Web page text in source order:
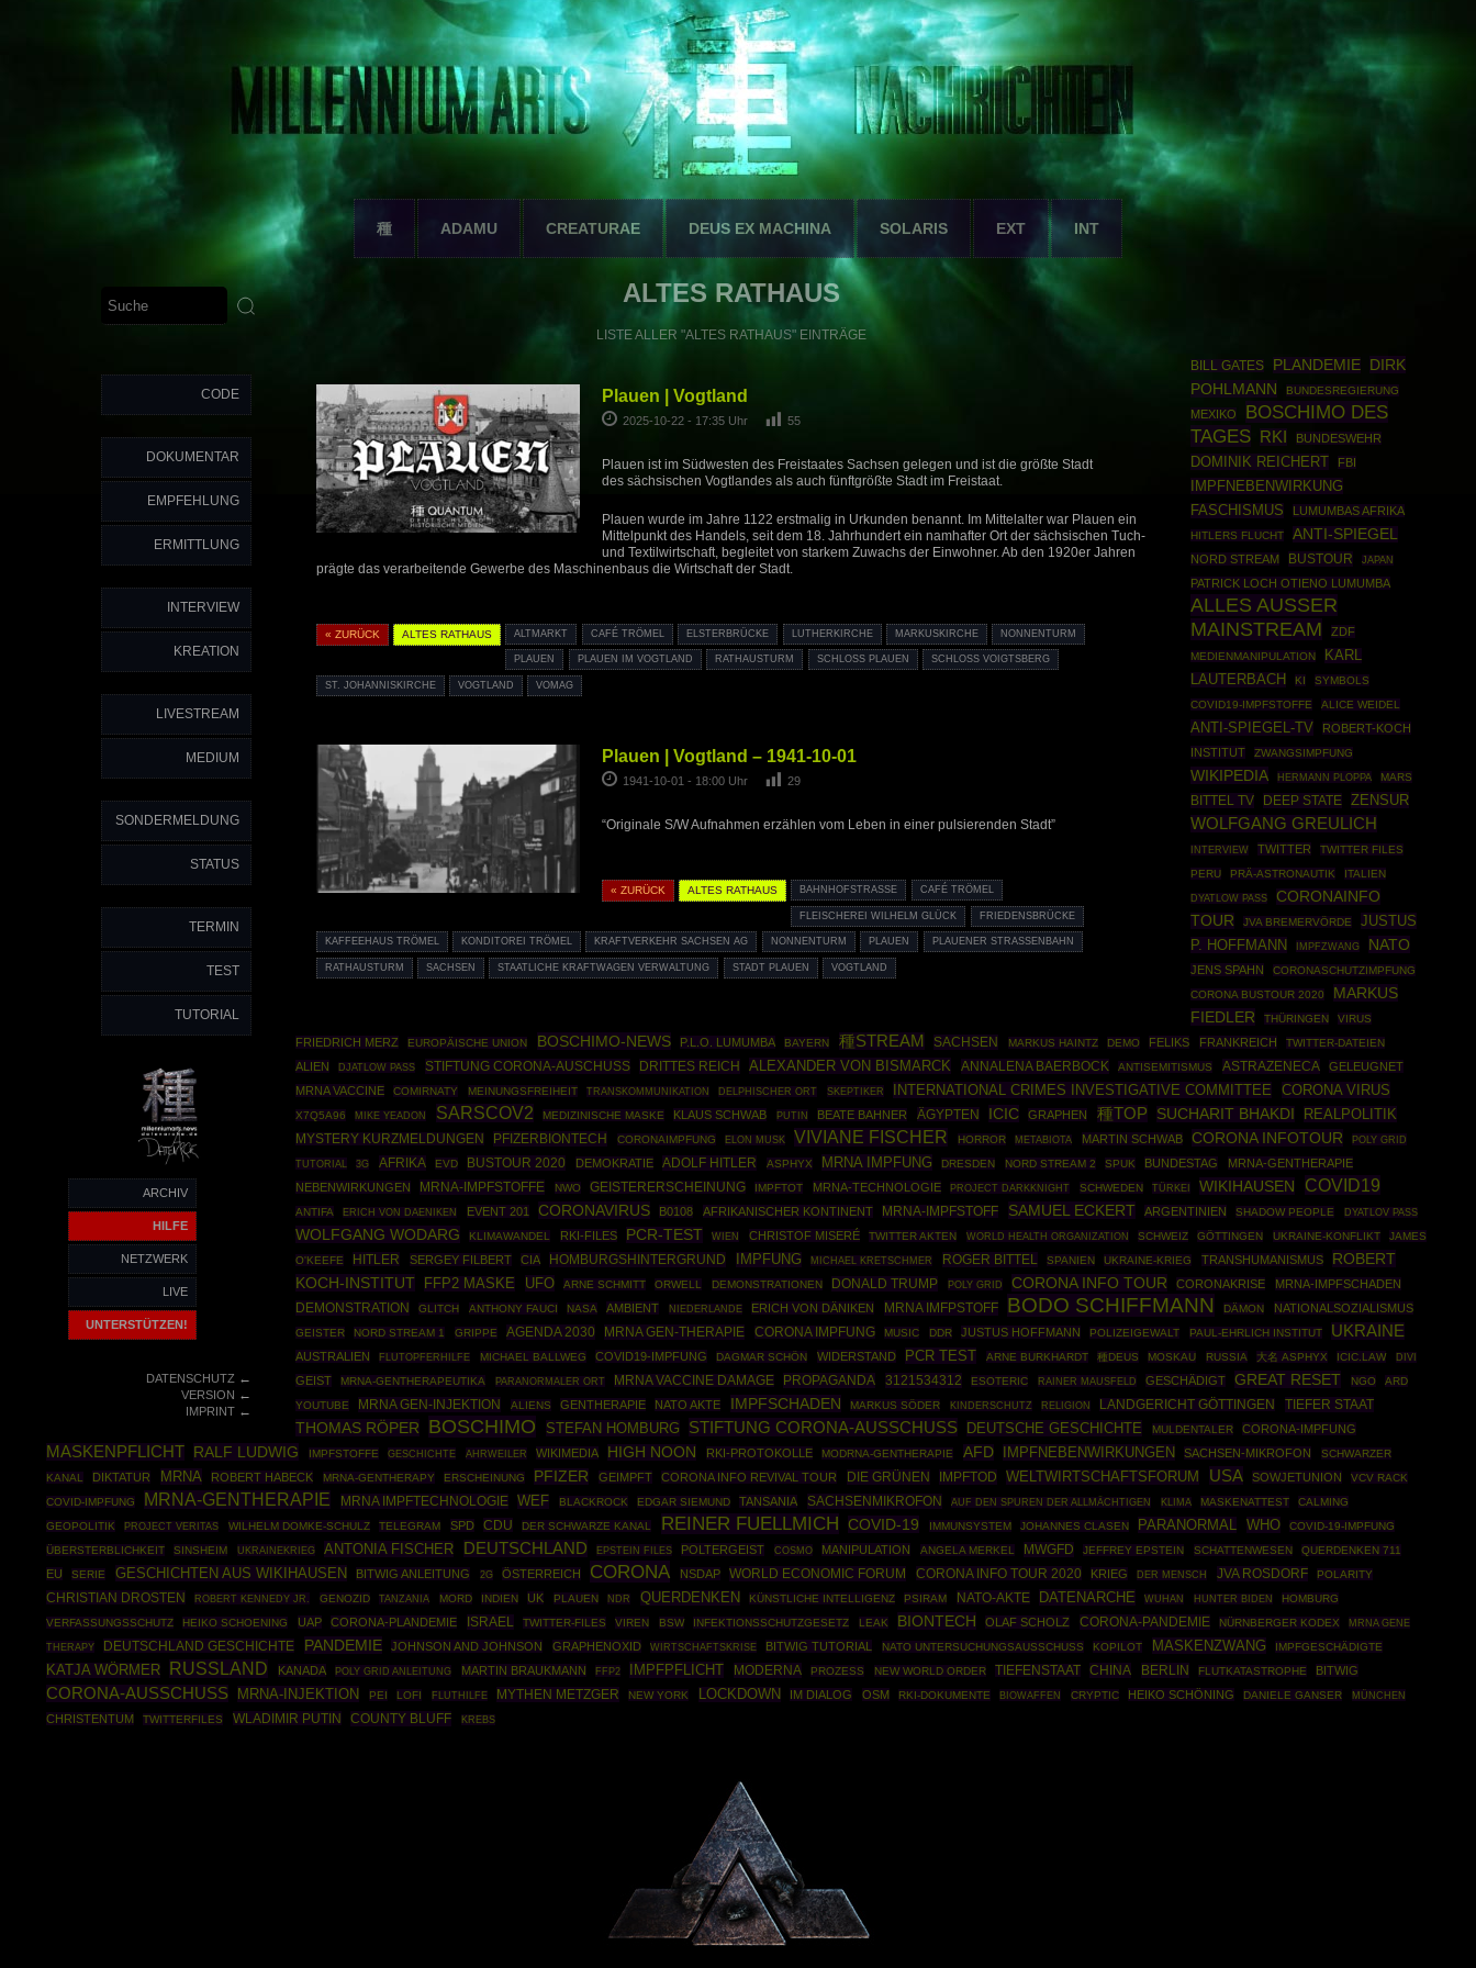
種 ADAMU CREATURAE DEUS EX MACHINA SOLARIS EXT INT
CODE
DOKUMENTAR
EMPFEHLUNG
ERMITTLUNG
INTERVIEW
KREATION
LIVESTREAM
MEDIUM
SONDERMELDUNG
STATUS
TERMIN
TEST
TUTORIAL
ARCHIV
HILFE
NETZWERK
LIVE
UNTERSTÜTZEN!
DATENSCHUTZ←
VERSION ←
IMPRINT←
ALTES RATHAUS
LISTE ALLER "ALTES RATHAUS" EINTRÄGE
Plauen | Vogtland
2025-10-22 - 17:35 Uhr 55
Plauen ist im Südwesten des Freistaates Sachsen gelegen und ist die größte Stadt
des sächsischen Vogtlandes als auch fünftgrößte Stadt im Freistaat.
Plauen wurde im Jahre 1122 erstmalig in Urkunden benannt. Im Mittelalter war Plauen ein
Mittelpunkt des Handels, seit dem 18. Jahrhundert ein namhafter Ort der sächsischen Tuch-
und Textilwirtschaft, begleitet von starkem Zuwachs der Einwohner. Ab den 1920er Jahren
prägte das verarbeitende Gewerbe des Maschinenbaus die Wirtschaft der Stadt.
« ZURÜCK ALTES RATHAUS ALTMARKT CAFÉ TRÖMEL ELSTERBRÜCKE LUTHERKIRCHE MARKUSKIRCHE NONNENTURM
PLAUEN PLAUEN IM VOGTLAND RATHAUSTURM SCHLOSS PLAUEN SCHLOSS VOIGTSBERG
ST. JOHANNISKIRCHE VOGTLAND VOMAG
Plauen | Vogtland – 1941-10-01
1941-10-01 - 18:00 Uhr 29
“Originale S/W Aufnahmen erzählen vom Leben in einer pulsierenden Stadt”
« ZURÜCK ALTES RATHAUS BAHNHOFSTRASSE CAFÉ TRÖMEL
FLEISCHEREI WILHELM GLÜCK FRIEDENSBRÜCKE
KAFFEEHAUS TRÖMEL KONDITOREI TRÖMEL KRAFTVERKEHR SACHSEN AG NONNENTURM PLAUEN PLAUENER STRASSENBAHN
RATHAUSTURM SACHSEN STAATLICHE KRAFTWAGEN VERWALTUNG STADT PLAUEN VOGTLAND
BILL GATES PLANDEMIE DIRK
POHLMANN
BUNDESREGIERUNG
MEXIKO
BOSCHIMO DES
TAGES
RKI BUNDESWEHR
DOMINIK REICHERT FBI
IMPFNEBENWIRKUNG
FASCHISMUS LUMUMBAS AFRIKA
HITLERS FLUCHT ANTI-SPIEGEL
NORD STREAM BUSTOUR JAPAN
PATRICK LOCH OTIENO LUMUMBA
ALLES AUSSER
MAINSTREAM
ZDF
MEDIENMANIPULATION
KARL
LAUTERBACH
KI
SYMBOLS
COVID19-IMPFSTOFFE
ALICE WEIDEL
ANTI-SPIEGEL-TV
ROBERT-KOCH
INSTITUT
ZWANGSIMPFUNG
WIKIPEDIA HERMANN PLOPPA MARS
BITTEL TV DEEP STATE ZENSUR
WOLFGANG GREULICH
INTERVIEW TWITTER
TWITTER FILES
PERU
PRÄ-ASTRONAUTIK ITALIEN
DYATLOW PASS
CORONAINFO
TOUR
JVA BREMERVÖRDE
JUSTUS
P. HOFFMANN
IMPFZWANG NATO
JENS SPAHN
CORONASCHUTZIMPFUNG
CORONA BUSTOUR 2020
MARKUS
FIEDLER
THÜRINGEN VIRUS
FRIEDRICH MERZ EUROPÄISCHE UNION BOSCHIMO-NEWS P.L.O. LUMUMBA BAYERN 種STREAM SACHSEN MARKUS HAINTZ DEMO FELIKS FRANKREICH TWITTER-DATEIEN
ALIEN DJATLOW PASS STIFTUNG CORONA-AUSCHUSS DRITTES REICH ALEXANDER VON BISMARCK ANNALENA BAERBOCK ANTISEMITISMUS ASTRAZENECA
GELEUGNET
MRNA VACCINE
COMIRNATY MEINUNGSFREIHEIT TRANSKOMMUNIKATION DELPHISCHER ORT SKEPTIKER INTERNATIONAL CRIMES INVESTIGATIVE COMMITTEE CORONA VIRUS
X7Q5A96 MIKE YEADON SARSCOV2 MEDIZINISCHE MASKE KLAUS SCHWAB PUTIN BEATE BAHNER ÄGYPTEN ICIC GRAPHEN 種TOP SUCHARIT BHAKDI REALPOLITIK
MYSTERY KURZMELDUNGEN PFIZERBIONTECH CORONAIMPFUNG ELON MUSK VIVIANE FISCHER HORROR METABIOTA MARTIN SCHWAB CORONA INFOTOUR
POLY GRID
TUTORIAL
3G AFRIKA EVD BUSTOUR 2020 DEMOKRATIE ADOLF HITLER ASPHYX MRNA IMPFUNG DRESDEN NORD STREAM 2 SPUK BUNDESTAG
MRNA-GENTHERAPIE
NEBENWIRKUNGEN
MRNA-IMPFSTOFFE NWO GEISTERERSCHEINUNG IMPFTOT MRNA-TECHNOLOGIE PROJECT DARKKNIGHT SCHWEDEN TÜRKEI WIKIHAUSEN COVID19
ANTIFA ERICH VON DAENIKEN EVENT 201 CORONAVIRUS B0108 AFRIKANISCHER KONTINENT MRNA-IMPFSTOFF SAMUEL ECKERT ARGENTINIEN SHADOW PEOPLE DYATLOV PASS
WOLFGANG WODARG KLIMAWANDEL RKI-FILES PCR-TEST WIEN CHRISTOF MISERÉ TWITTER AKTEN WORLD HEALTH ORGANIZATION SCHWEIZ GÖTTINGEN UKRAINE-KONFLIKT
JAMES
O'KEEFE
HITLER SERGEY FILBERT CIA HOMBURGSHINTERGRUND IMPFUNG MICHAEL KRETSCHMER ROGER BITTEL SPANIEN UKRAINE-KRIEG TRANSHUMANISMUS
ROBERT
KOCH-INSTITUT
FFP2 MASKE UFO ARNE SCHMITT ORWELL DEMONSTRATIONEN DONALD TRUMP POLY GRID CORONA INFO TOUR CORONAKRISE MRNA-IMPFSCHADEN
DEMONSTRATION GLITCH ANTHONY FAUCI NASA AMBIENT NIEDERLANDE ERICH VON DÄNIKEN MRNA IMFPSTOFF BODO SCHIFFMANN DÄMON NATIONALSOZIALISMUS
GEISTER NORD STREAM 1 GRIPPE AGENDA 2030 MRNA GEN-THERAPIE CORONA IMPFUNG MUSIC DDR JUSTUS HOFFMANN POLIZEIGEWALT PAUL-EHRLICH INSTITUT UKRAINE
AUSTRALIEN FLUTOPFERHILFE MICHAEL BALLWEG COVID19-IMPFUNG DAGMAR SCHÖN WIDERSTAND PCR TEST ARNE BURKHARDT 種DEUS MOSKAU RUSSIA 大名 ASPHYX ICIC.LAW DIVI
GEIST MRNA-GENTHERAPEUTIKA PARANORMALER ORT MRNA VACCINE DAMAGE PROPAGANDA 3121534312 ESOTERIC RAINER MAUSFELD GESCHÄDIGT GREAT RESET NGO
ARD
YOUTUBE
MRNA GEN-INJEKTION ALIENS GENTHERAPIE NATO AKTE IMPFSCHADEN MARKUS SÖDER KINDERSCHUTZ RELIGION LANDGERICHT GÖTTINGEN TIEFER STAAT
THOMAS RÖPER BOSCHIMO STEFAN HOMBURG STIFTUNG CORONA-AUSSCHUSS DEUTSCHE GESCHICHTE MULDENTALER CORONA-IMPFUNG
MASKENPFLICHT RALF LUDWIG IMPFSTOFFE GESCHICHTE AHRWEILER WIKIMEDIA HIGH NOON RKI-PROTOKOLLE MODRNA-GENTHERAPIE AFD IMPFNEBENWIRKUNGEN SACHSEN-MIKROFON
SCHWARZER
KANAL
DIKTATUR MRNA ROBERT HABECK MRNA-GENTHERAPY ERSCHEINUNG PFIZER GEIMPFT CORONA INFO REVIVAL TOUR DIE GRÜNEN IMPFTOD WELTWIRTSCHAFTSFORUM USA SOWJETUNION
VCV RACK
COVID-IMPFUNG
MRNA-GENTHERAPIE MRNA IMPFTECHNOLOGIE WEF BLACKROCK EDGAR SIEMUND TANSANIA SACHSENMIKROFON AUF DEN SPUREN DER ALLMÄCHTIGEN KLIMA MASKENATTEST
CALMING
GEOPOLITIK
PROJECT VERITAS WILHELM DOMKE-SCHULZ TELEGRAM SPD CDU DER SCHWARZE KANAL REINER FUELLMICH COVID-19 IMMUNSYSTEM JOHANNES CLASEN PARANORMAL WHO
COVID-19-IMPFUNG
ÜBERSTERBLICHKEIT
SINSHEIM UKRAINEKRIEG ANTONIA FISCHER DEUTSCHLAND EPSTEIN FILES POLTERGEIST COSMO MANIPULATION ANGELA MERKEL MWGFD JEFFREY EPSTEIN SCHATTENWESEN QUERDENKEN 711
EU SERIE GESCHICHTEN AUS WIKIHAUSEN BITWIG ANLEITUNG 2G ÖSTERREICH CORONA NSDAP WORLD ECONOMIC FORUM CORONA INFO TOUR 2020 KRIEG DER MENSCH JVA ROSDORF POLARITY
CHRISTIAN DROSTEN ROBERT KENNEDY JR. GENOZID TANZANIA MORD INDIEN UK PLAUEN NDR QUERDENKEN KÜNSTLICHE INTELLIGENZ PSIRAM NATO-AKTE DATENARCHE WUHAN HUNTER BIDEN
HOMBURG
VERFASSUNGSSCHUTZ
HEIKO SCHOENING UAP CORONA-PLANDEMIE ISRAEL TWITTER-FILES VIREN BSW INFEKTIONSSCHUTZGESETZ LEAK BIONTECH OLAF SCHOLZ CORONA-PANDEMIE NÜRNBERGER KODEX
MRNA GENE
THERAPY
DEUTSCHLAND GESCHICHTE PANDEMIE JOHNSON AND JOHNSON GRAPHENOXID WIRTSCHAFTSKRISE BITWIG TUTORIAL NATO UNTERSUCHUNGSAUSSCHUSS KOPILOT MASKENZWANG IMPFGESCHÄDIGTE
KATJA WÖRMER RUSSLAND KANADA POLY GRID ANLEITUNG MARTIN BRAUKMANN FFP2 IMPFPFLICHT MODERNA PROZESS NEW WORLD ORDER TIEFENSTAAT CHINA BERLIN FLUTKATASTROPHE BITWIG
CORONA-AUSSCHUSS MRNA-INJEKTION PEI LOFI FLUTHILFE MYTHEN METZGER NEW YORK LOCKDOWN IM DIALOG OSM RKI-DOKUMENTE BIOWAFFEN CRYPTIC HEIKO SCHÖNING DANIELE GANSER MÜNCHEN
CHRISTENTUM TWITTERFILES WLADIMIR PUTIN COUNTY BLUFF KREBS
Powered By :